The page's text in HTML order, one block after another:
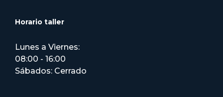
Horario taller
Lunes a Viernes:
08:00 - 16:00
Sábados: Cerrado